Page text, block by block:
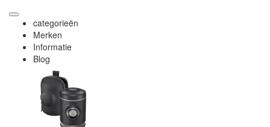
categorieën
Merken
Informatie
Blog